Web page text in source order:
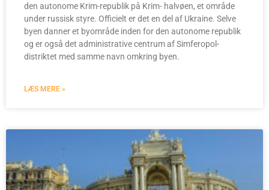
den autonome Krim-republik på Krim- halvøen, et område
under russisk styre. Officielt er det en del af Ukraine. Selve
byen danner et byområde inden for den autonome republik
og er også det administrative centrum af Simferopol-
distriktet med samme navn omkring byen.
LÆS MERE »